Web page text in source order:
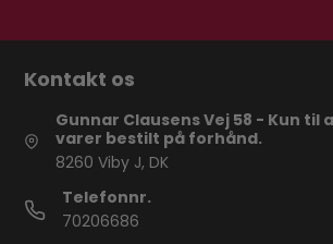
Kontakt os
Gunnar Clausens Vej 58 - Kun
varer bestilt på forhånd.
8260 Viby J, DK
Telefonnr.
70206686